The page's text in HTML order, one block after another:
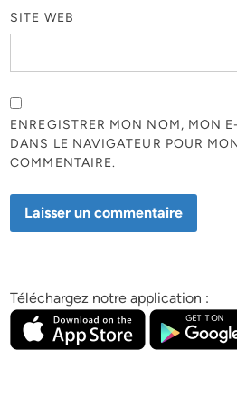
SITE WEB
ENREGISTRER MON NOM, MON
DANS LE NAVIGATEUR POUR
COMMENTAIRE.
Téléchargez notre application :